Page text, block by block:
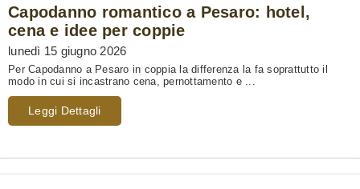
Capodanno romantico a Pesaro: hotel,
cena e idee per coppie
lunedì 15 giugno 2026
Per Capodanno a Pesaro in coppia la differenza la fa soprattutto il
modo in cui si incastrano cena, pernottamento e ...
Leggi Dettagli